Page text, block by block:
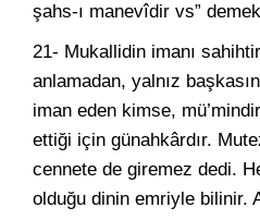
şahs-ı manevîdir vs”
21- Mukallidin imanı
anlamadan, yalnız
iman eden kimse,
ettiği için günahkârdır.
cennete de giremez dedi.
olduğu dinin emriyle bilinir.